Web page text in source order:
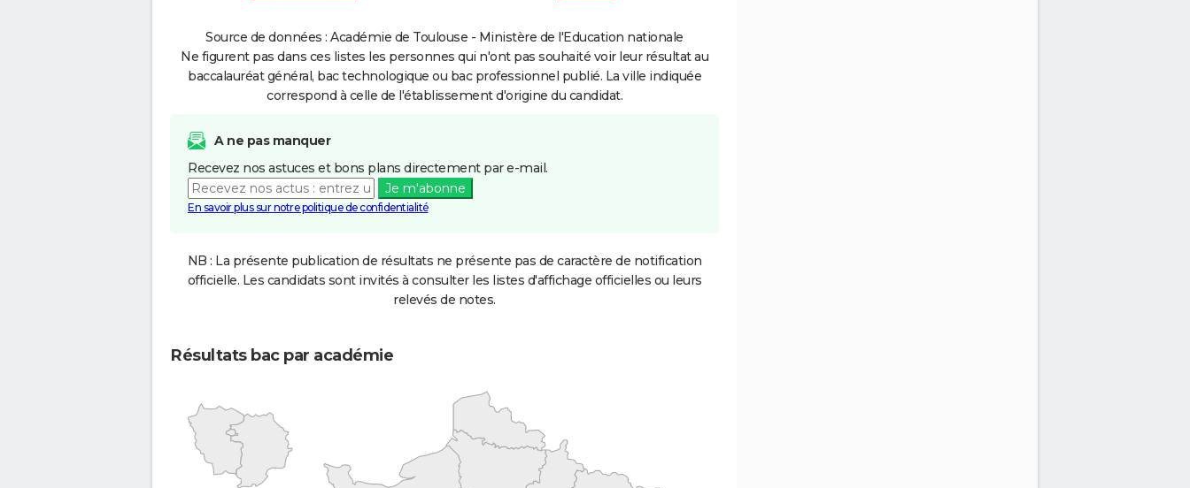
Source de données : Académie de Toulouse - Ministère de l'Education nationale
Ne figurent pas dans ces listes les personnes qui n'ont pas souhaité voir leur résultat au
baccalauréat général, bac technologique ou bac professionnel publié. La ville indiquée
correspond à celle de l'établissement d'origine du candidat.
A ne pas manquer
Recevez nos astuces et bons plans directement par e-mail.
Je m'abonne
En savoir plus sur notre politique de confidentialité
NB : La présente publication de résultats ne présente pas de caractère de notification
officielle. Les candidats sont invités à consulter les listes d'affichage officielles ou leurs
relevés de notes.
Résultats bac par académie